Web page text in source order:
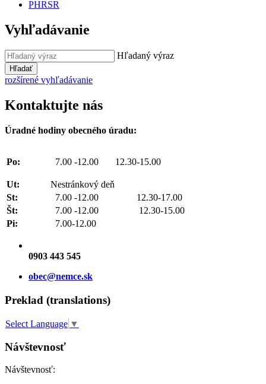
PHRSR
Vyhľadávanie
Hľadaný výraz
Hľadať
rozšírené vyhľadávanie
Kontaktujte nás
Úradné hodiny obecného úradu:
Po: 7.00 -12.00 12.30-15.00
Ut:
Nestránkový deň
St:
7.00 -12.00 12.30-17.00
Št:
7.00 -12.00 12.30-15.00
Pi:
7.00-12.00
0903 443 545
obec@nemce.sk
Preklad (translations)
Select Language ▼
Návštevnosť
Návštevnosť: